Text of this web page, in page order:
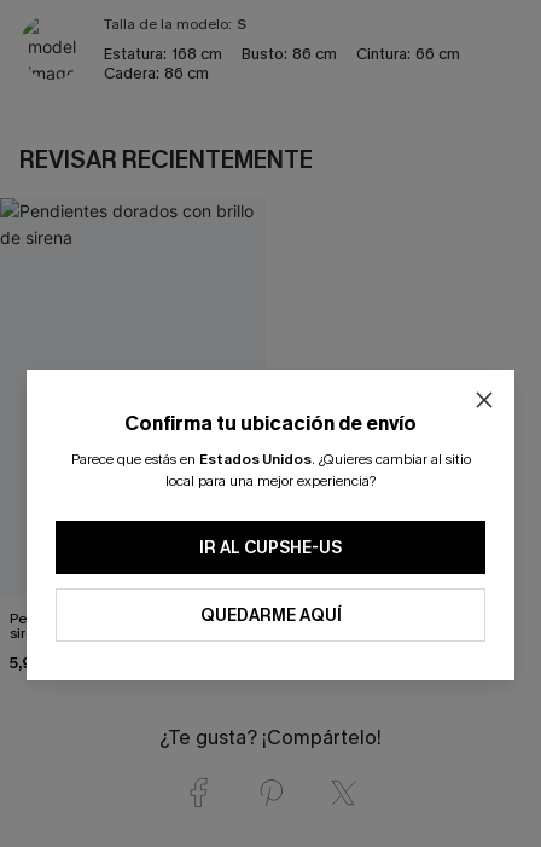
Talla de la modelo: S
Estatura: 168 cm Busto: 86 cm Cintura: 66 cm
Cadera: 86 cm
REVISAR RECIENTEMENTE
Pendientes dorados con brillo de
sirena
5,90 €
¿Te gusta? ¡Compártelo!
Confirma tu ubicación de envío
Parece que estás en Estados Unidos. ¿Quieres cambiar al sitio
local para una mejor experiencia?
IR AL CUPSHE-US
QUEDARME AQUÍ